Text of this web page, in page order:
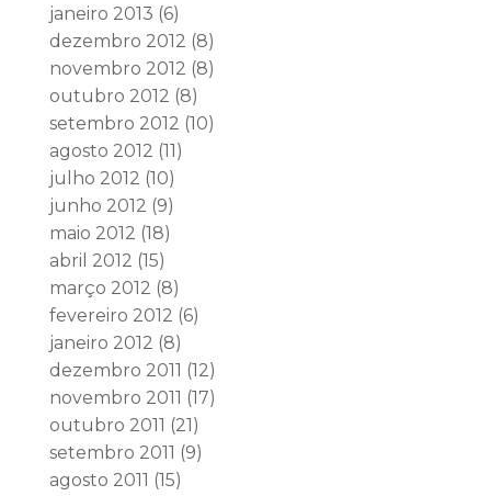
janeiro 2013 (6)
dezembro 2012 (8)
novembro 2012 (8)
outubro 2012 (8)
setembro 2012 (10)
agosto 2012 (11)
julho 2012 (10)
junho 2012 (9)
maio 2012 (18)
abril 2012 (15)
março 2012 (8)
fevereiro 2012 (6)
janeiro 2012 (8)
dezembro 2011 (12)
novembro 2011 (17)
outubro 2011 (21)
setembro 2011 (9)
agosto 2011 (15)